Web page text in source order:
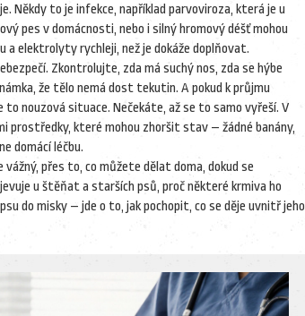
Někdy to je infekce, například parvoviroza, která je u
pes v domácnosti, nebo i silný hromový déšť mohou
elektrolyty rychleji, než je dokáže doplňovat.
Zkontrolujte, zda má suchý nos, zda se hýbe
že tělo nemá dost tekutin. A pokud k průjmu
to nouzová situace. Nečekáte, až se to samo vyřeší. V
prostředky, které mohou zhoršit stav – žádné banány,
domácí léčbu.
přes to, co můžete dělat doma, dokud se
u štěňat a starších psů, proč některé krmiva ho
do misky – jde o to, jak pochopit, co se děje uvnitř jeho